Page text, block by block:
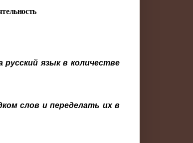
язык в количестве
слов и переделать их в